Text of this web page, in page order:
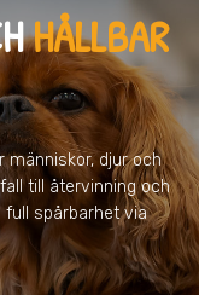
HÅLLBAR
människor, djur och
till återvinning och
full spårbarhet via